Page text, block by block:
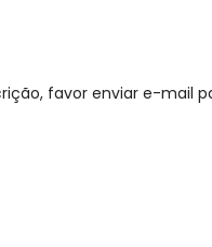
favor enviar e-mail